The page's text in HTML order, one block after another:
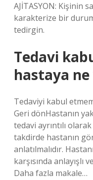
AJİTASYON: Kişinin
karakterize bir
tedirgin.
Tedavi
hastaya ne
Tedaviyi kabul
Geri dönHastanın
tedavi ayrıntılı
takdirde hastanın
anlatılmalıdır.
karşısında anlayışlı
Daha fazla makale…